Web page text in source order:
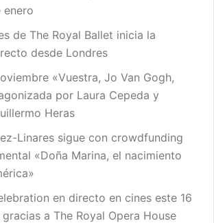
enero
de The Royal Ballet inicia la
desde Londres
«Vuestra, Jo Van Gogh,
por Laura Cepeda y
Heras
Linares sigue con crowdfunding
«Doña Marina, el nacimiento
en directo en cines este 16
a The Royal Opera House